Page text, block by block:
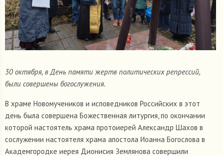
30 октября, в День памяти жертв политических репрессий,
были совершены богослужения.
В храме Новомучеников и исповедников Российских в этот
день была совершена Божественная литургия, по окончании
которой настоятель храма протоиерей Александр Шахов в
сослужении настоятеля храма апостола Иоанна Богослова в
Академгородке иерея Дионисия Землянова совершили